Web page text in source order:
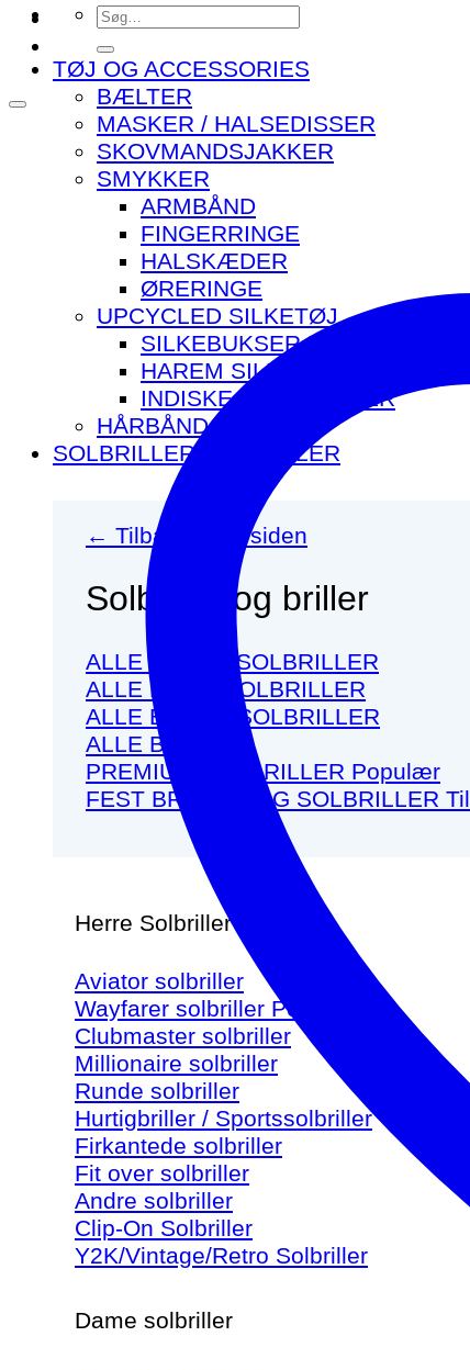
Søg
efter:
TØJ OG ACCESSORIES
BÆLTER
MASKER / HALSEDISSER
SKOVMANDSJAKKER
SMYKKER
ARMBÅND
FINGERRINGE
HALSKÆDER
ØRERINGE
UPCYCLED SILKETØJ
SILKEBUKSER MED LOMMER
HAREM SILKEBUKSER
INDISKE SILKETASKER
HÅRBÅND
SOLBRILLER OG BRILLER
← Tilbage til forsiden
Solbriller og briller
ALLE HERRE SOLBRILLER
ALLE DAME SOLBRILLER
ALLE BØRNE SOLBRILLER
ALLE BRILLER
PREMIUM SOLBRILLER
FEST BRILLER OG SOLBRILLER
Herre Solbriller
Aviator solbriller
Wayfarer solbriller
Clubmaster solbriller
Millionaire solbriller
Runde solbriller
Hurtigbriller / Sportssolbriller
Firkantede solbriller
Fit over solbriller
Andre solbriller
Clip-On Solbriller
Y2K/Vintage/Retro Solbriller
Dame solbriller